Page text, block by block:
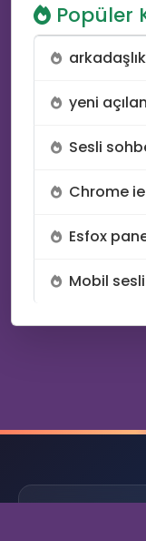
Popüler
yeni
Sesli
Chrome
Esfox
Mobil